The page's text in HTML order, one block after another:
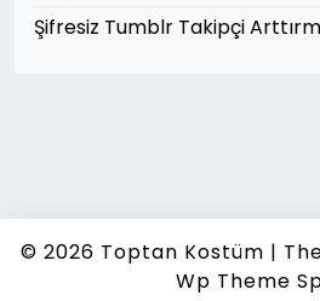
Şifresiz Tumblr Takipçi
© 2026 Toptan Kostüm |
Wp Theme